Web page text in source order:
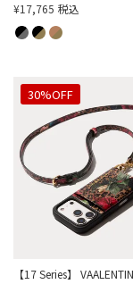
¥17,765 税込
【17 Series】
30%OFF